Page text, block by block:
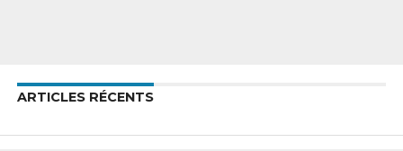
ARTICLES RÉCENTS